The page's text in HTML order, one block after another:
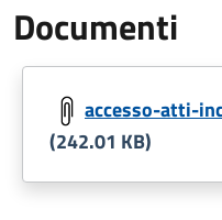
Documenti
accesso-atti-
(242.01 KB)